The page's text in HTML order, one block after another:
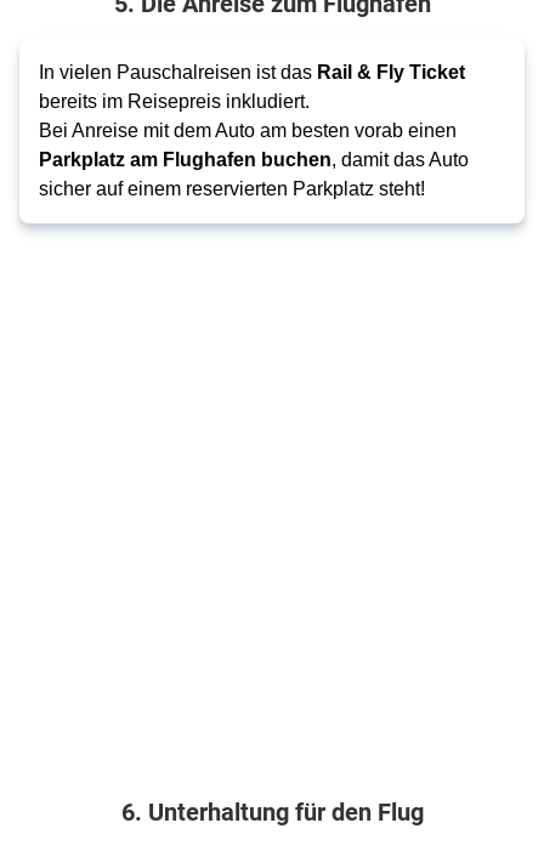
In vielen Pauschalreisen ist das Rail & Fly Ticket
bereits im Reisepreis inkludiert.
Bei Anreise mit dem Auto am besten vorab einen
Parkplatz am Flughafen buchen, damit das Auto
sicher auf einem reservierten Parkplatz steht!
6. Unterhaltung für den Flug